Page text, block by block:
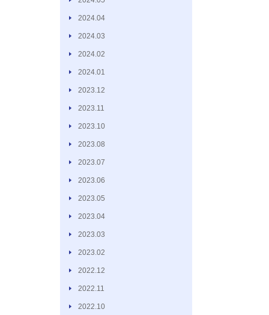
2024.04
2024.03
2024.02
2024.01
2023.12
2023.11
2023.10
2023.08
2023.07
2023.06
2023.05
2023.04
2023.03
2023.02
2022.12
2022.11
2022.10